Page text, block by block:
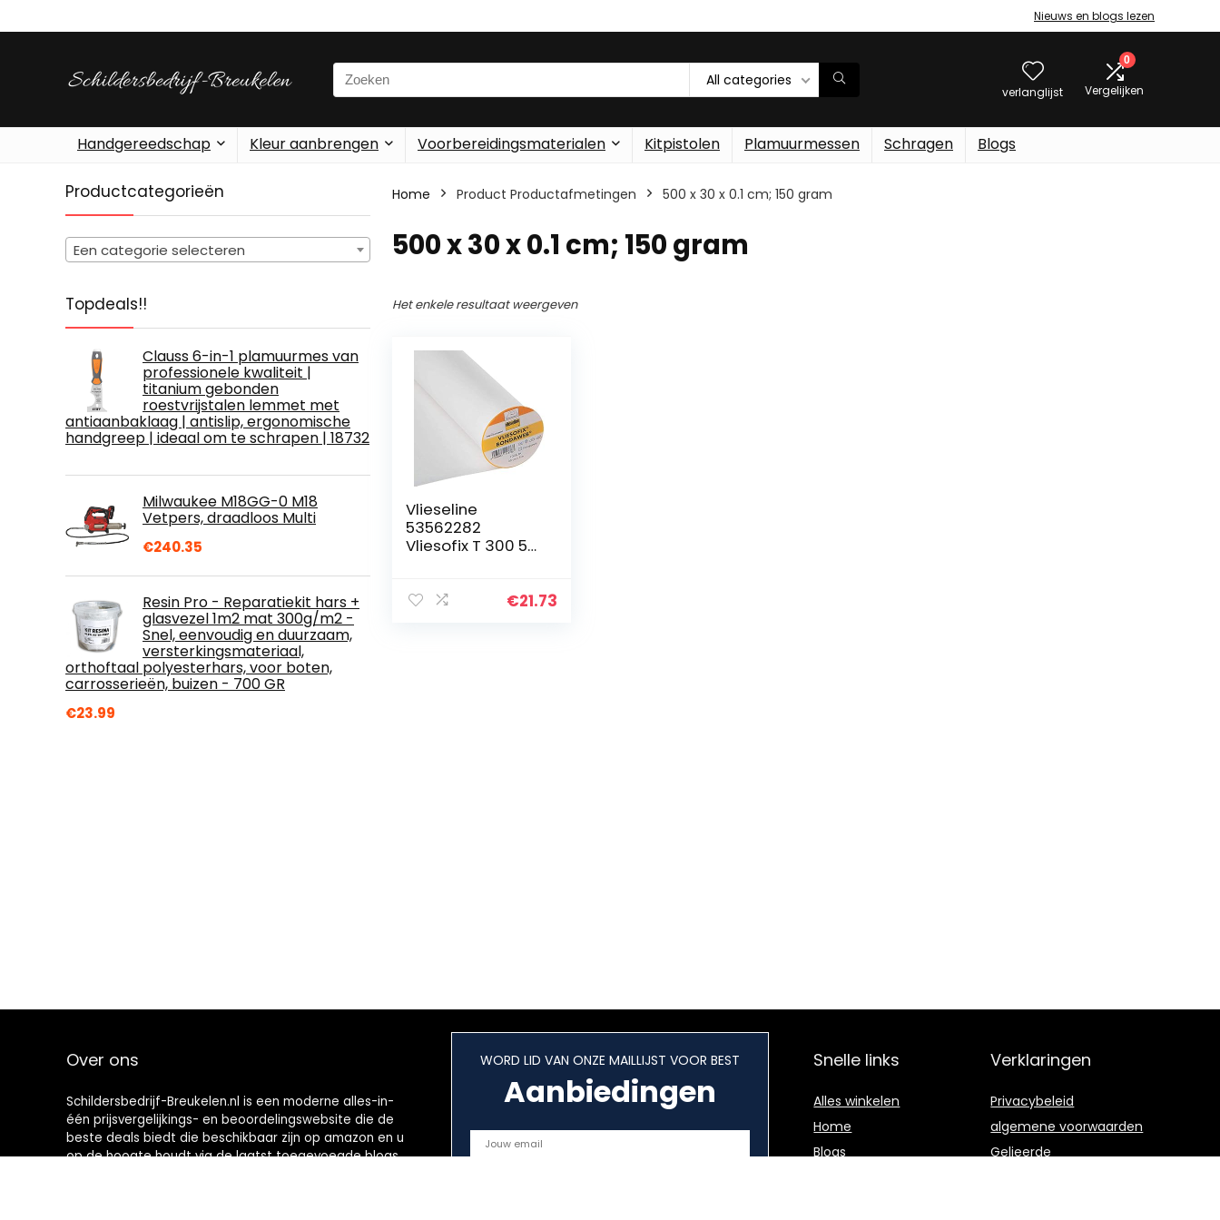
Nieuws en blogs lezen
Search
for:
All categories
verlanglijst
0
Vergelijken
Handgereedschap Kleur aanbrengen Voorbereidingsmaterialen Kitpistolen Plamuurmessen Schragen Blogs
Productcategorieën
Een categorie selecteren
Topdeals!!
Clauss 6-in-1 plamuurmes van
professionele kwaliteit |
titanium gebonden
roestvrijstalen lemmet met
antiaanbaklaag | antislip, ergonomische
handgreep | ideaal om te schrapen | 18732
Milwaukee M18GG-0 M18
Vetpers, draadloos Multi
€240.35
Resin Pro - Reparatiekit hars +
glasvezel 1m2 mat 300g/m2 -
Snel, eenvoudig en duurzaam,
versterkingsmateriaal,
orthoftaal polyesterhars, voor boten,
carrosserieën, buizen - 700 GR
€23.99
Home Product Productafmetingen ‎500 x 30 x 0.1 cm; 150 gram
‎500 x 30 x 0.1 cm; 150 gram
Het enkele resultaat weergeven
Vlieseline
53562282
Vliesofix T 300 5m
cm x 5 m
€21.73
Over ons
Schildersbedrijf-Breukelen.nl is een moderne alles-in-
één prijsvergelijkings- en beoordelingswebsite die de
beste deals biedt die beschikbaar zijn op amazon en u
op de hoogte houdt via de laatst toegevoegde blogs.
WORD LID VAN ONZE MAILLIJST VOOR BEST
Aanbiedingen
Snelle links
Alles winkelen
Home
Blogs
Verklaringen
Privacybeleid
algemene voorwaarden
Gelieerde